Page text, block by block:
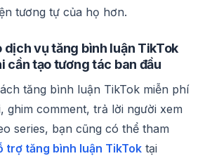
tương tự của họ hơn.
dịch vụ tăng bình luận TikTok
cần tạo tương tác ban đầu
tăng bình luận TikTok miễn phí
ghim comment, trả lời người xem
series, bạn cũng có thể tham
trợ tăng bình luận TikTok tại